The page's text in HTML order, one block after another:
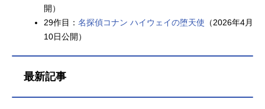
開）
29作目： 名探偵コナン ハイウェイの堕天使 （2026年4月
10日公開）
最新記事